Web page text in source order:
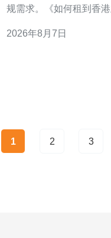
规需求。《如何租到香
性能、成本与合规性，便于
2026年8月7日
1 2 3